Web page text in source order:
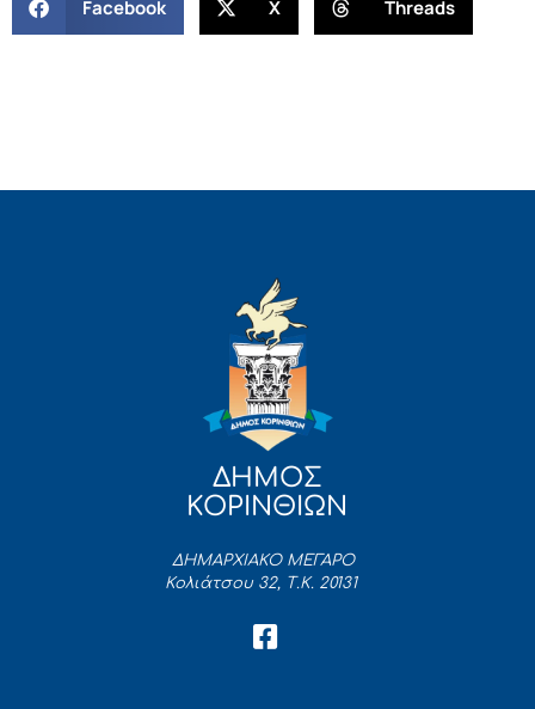
Facebook X Threads
ΔΗΜΟΣ
ΚΟΡΙΝΘΙΩΝ
ΔΗΜΑΡΧΙΑΚΟ ΜΕΓΑΡΟ
Κολιάτσου 32, Τ.Κ. 20131